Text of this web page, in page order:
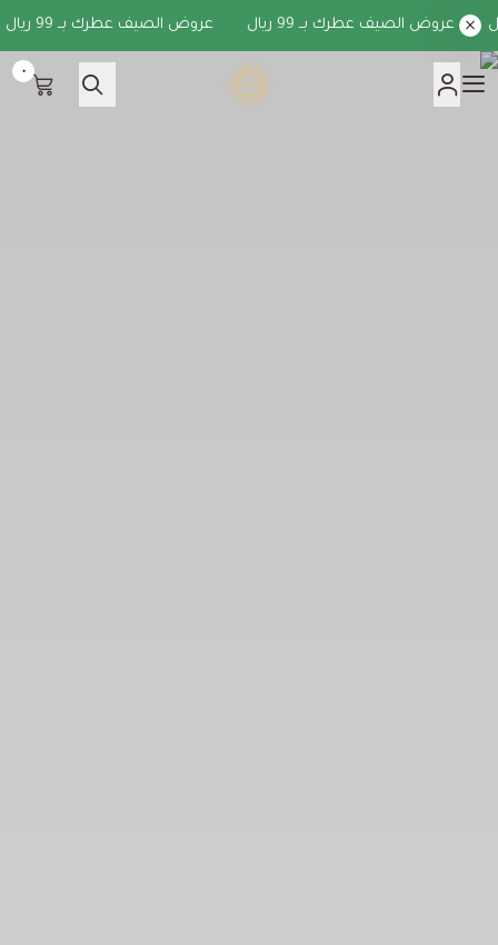
عروض الصيف عطرك بــ 99 ريال عروض الصيف عطرك بــ 99 ريال
دخون الكويت
٠